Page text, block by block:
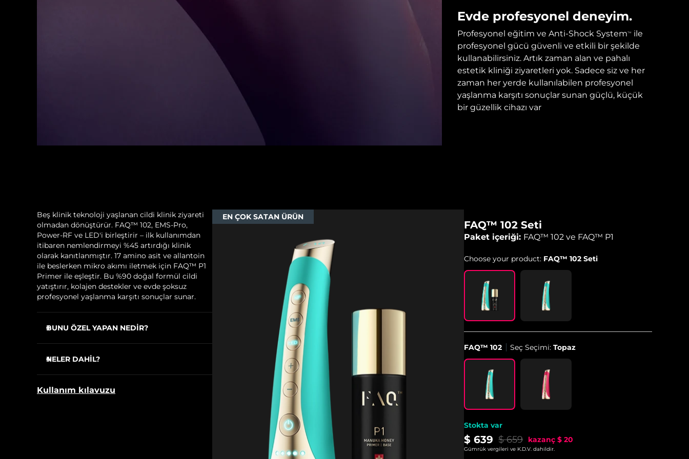
Evde profesyonel deneyim.
Profesyonel eğitim ve Anti-Shock SystemTM
ile
profesyonel gücü güvenli ve etkili bir şekilde
kullanabilirsiniz. Artık zaman alan ve pahalı
estetik kliniği ziyaretleri yok. Sadece siz ve her
zaman her yerde kullanılabilen profesyonel
yaşlanma karşıtı sonuçlar sunan güçlü, küçük
bir güzellik cihazı var
EN ÇOK SATAN ÜRÜN
FAQ™ 102 Seti
Paket içeriği: FAQ™ 102 ve FAQ™ P1
Choose your product: FAQ™ 102 Seti
FAQ™ 102 Seç Seçimi: Topaz
Stokta var
$ 639 $ 659 kazanç $ 20
Gümrük vergileri ve K.D.V. dahildir.
Beş klinik teknoloji yaşlanan cildi klinik ziyareti
olmadan dönüştürür. FAQ™ 102, EMS-Pro,
Power-RF ve LED'i birleştirir – ilk kullanımdan
itibaren nemlendirmeyi %45 artırdığı klinik
olarak kanıtlanmıştır. 17 amino asit ve allantoin
ile beslerken mikro akımı iletmek için FAQ™ P1
Primer ile eşleştir. Bu %90 doğal formül cildi
yatıştırır, kolajen destekler ve evde şoksuz
profesyonel yaşlanma karşıtı sonuçlar sunar.
BUNU ÖZEL YAPAN NEDİR?
ve kaldırmak için standart mikro akımdan
ve yeni hücreleri uyarırken yağı şekillendirir.
NELER DAHİL?
FAQ P1
Kullanım kılavuzu